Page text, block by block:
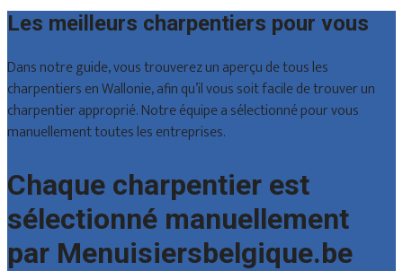
Les meilleurs charpentiers pour vous
Dans notre guide, vous trouverez un aperçu de tous les
charpentiers en Wallonie, afin qu’il vous soit facile de trouver un
charpentier approprié. Notre équipe a sélectionné pour vous
manuellement toutes les entreprises.
Chaque charpentier est
sélectionné manuellement
par Menuisiersbelgique.be